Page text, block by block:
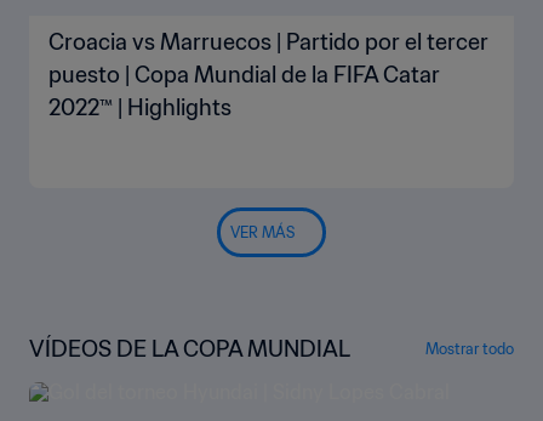
Croacia vs Marruecos | Partido por el tercer
puesto | Copa Mundial de la FIFA Catar
2022™ | Highlights
VER MÁS
VÍDEOS DE LA COPA MUNDIAL Mostrar todo